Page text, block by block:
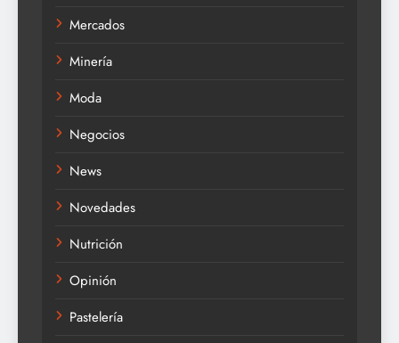
Mercados
Minería
Moda
Negocios
News
Novedades
Nutrición
Opinión
Pastelería